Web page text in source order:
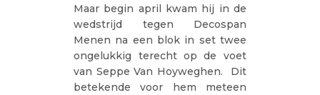
Maar begin april kwam hij in de
wedstrijd tegen Decospan
Menen na een blok in set twee
ongelukkig terecht op de voet
van Seppe Van Hoyweghen. Dit
betekende voor hem meteen